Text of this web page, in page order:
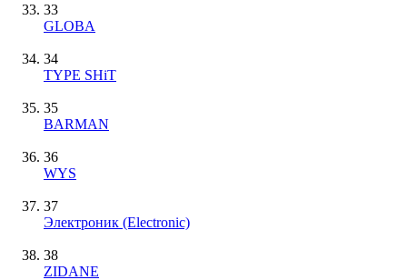
33
GLOBA
34
TYPE SHiT
35
BARMAN
36
WYS
37
Элeктроник (Electronic)
38
ZIDANE